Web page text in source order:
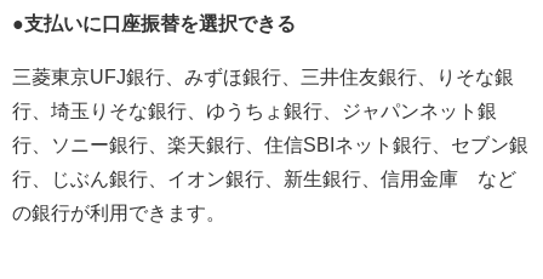
●支払いに口座振替を選択できる
三菱東京UFJ銀行、みずほ銀行、三井住友銀行、りそな銀
行、埼玉りそな銀行、ゆうちょ銀行、ジャパンネット銀
行、ソニー銀行、楽天銀行、住信SBIネット銀行、セブン銀
行、じぶん銀行、イオン銀行、新生銀行、信用金庫 など
の銀行が利用できます。